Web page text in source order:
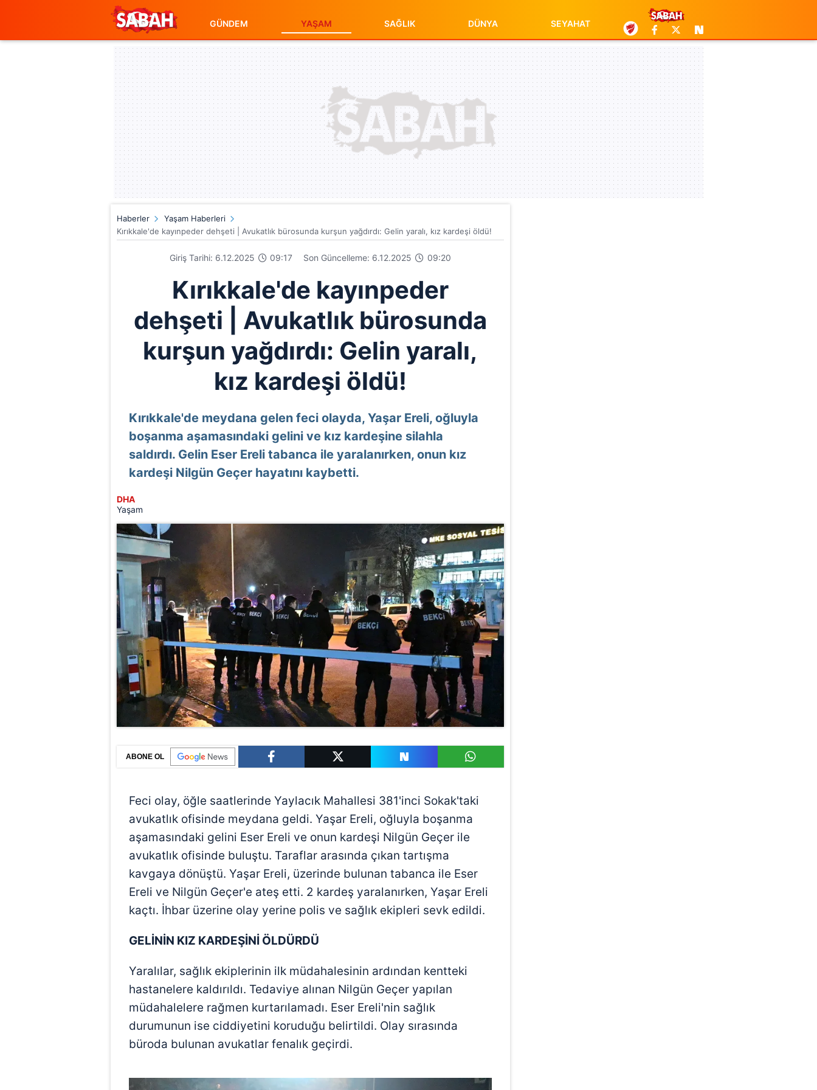
GÜNDEM YAŞAM SAĞLIK DÜNYA SEYAHAT
Haberler
Yaşam Haberleri
Kırıkkale'de kayınpeder dehşeti | Avukatlık bürosunda kurşun yağdırdı: Gelin yaralı, kız kardeşi öldü!
Giriş Tarihi: 6.12.2025 09:17 Son Güncelleme: 6.12.2025 09:20
Kırıkkale'de kayınpeder
dehşeti | Avukatlık bürosunda
kurşun yağdırdı: Gelin yaralı,
kız kardeşi öldü!
Kırıkkale'de meydana gelen feci olayda, Yaşar Ereli, oğluyla
boşanma aşamasındaki gelini ve kız kardeşine silahla
saldırdı. Gelin Eser Ereli tabanca ile yaralanırken, onun kız
kardeşi Nilgün Geçer hayatını kaybetti.
DHA
Yaşam
ABONE OL
Feci olay, öğle saatlerinde Yaylacık Mahallesi 381'inci Sokak'taki
avukatlık ofisinde meydana geldi. Yaşar Ereli, oğluyla boşanma
aşamasındaki gelini Eser Ereli ve onun kardeşi Nilgün Geçer ile
avukatlık ofisinde buluştu. Taraflar arasında çıkan tartışma
kavgaya dönüştü. Yaşar Ereli, üzerinde bulunan tabanca ile Eser
Ereli ve Nilgün Geçer'e ateş etti. 2 kardeş yaralanırken, Yaşar Ereli
kaçtı. İhbar üzerine olay yerine polis ve sağlık ekipleri sevk edildi.
GELİNİN KIZ KARDEŞİNİ ÖLDÜRDÜ
Yaralılar, sağlık ekiplerinin ilk müdahalesinin ardından kentteki
hastanelere kaldırıldı. Tedaviye alınan Nilgün Geçer yapılan
müdahalelere rağmen kurtarılamadı. Eser Ereli'nin sağlık
durumunun ise ciddiyetini koruduğu belirtildi. Olay sırasında
büroda bulunan avukatlar fenalık geçirdi.